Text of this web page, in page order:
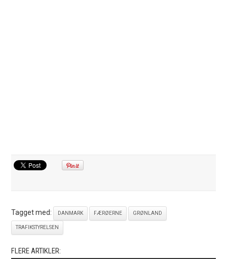
Tagget med: DANMARK FÆRØERNE GRØNLAND
TRAFIKSTYRELSEN
FLERE ARTIKLER: